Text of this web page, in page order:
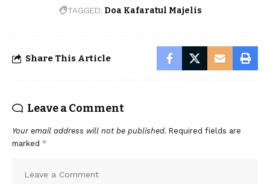
TAGGED: Doa Kafaratul Majelis
Share This Article
Leave a Comment
Your email address will not be published. Required fields are
marked *